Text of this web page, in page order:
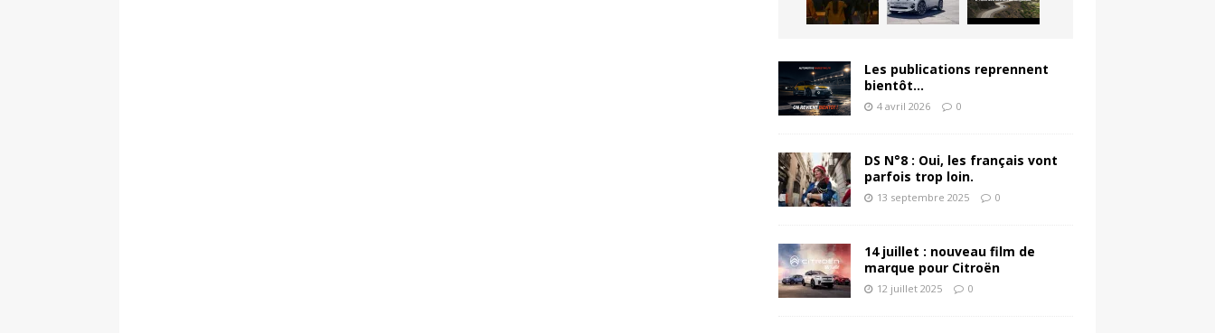
Les publications reprennent
bientôt…
4 avril 2026 0
DS N°8 : Oui, les français vont
parfois trop loin.
13 septembre 2025 0
14 juillet : nouveau film de
marque pour Citroën
12 juillet 2025 0